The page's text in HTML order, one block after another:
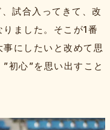
試合入ってきて、改
ました。そこが1番
にしたいと改めて思
初心”を思い出すこと